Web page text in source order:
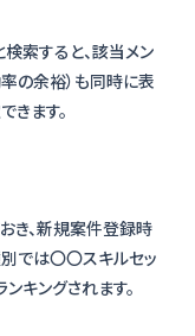
索すると、該当メン
の余裕）も同時に表
きます。
き、新規案件登録時
別では〇〇スキルセッ
キングされます。